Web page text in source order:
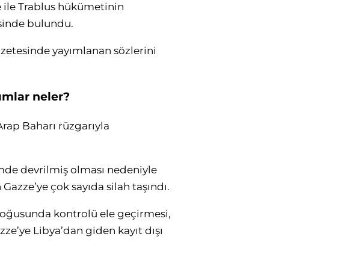
ile Trablus hükümetinin
bulundu.
yayımlanan sözlerini
neler?
Baharı rüzgarıyla
devrilmiş olması nedeniyle
çok sayıda silah taşındı.
kontrolü ele geçirmesi,
Libya’dan giden kayıt dışı